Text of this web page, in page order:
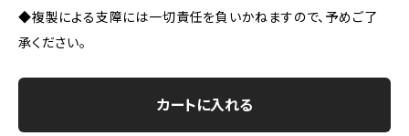
◆複製による支障には一切責任を負いかねますので、予めご了
承ください。
カートに入れる